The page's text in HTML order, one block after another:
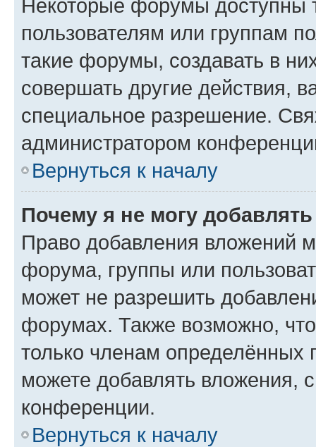
Некоторые форумы доступны
пользователям или группам
такие форумы, создавать в
совершать другие действия,
специальное разрешение.
администратором
Вернуться к началу
Почему я не могу
Право добавления вложений
форума, группы или
может не разрешить
форумах. Также возможно,
только членам определённых
можете добавлять вложения,
конференции.
Вернуться к началу